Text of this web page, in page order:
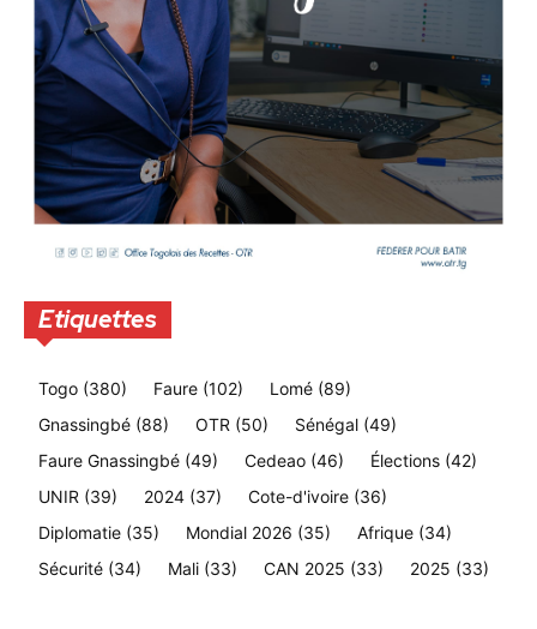
Etiquettes
Togo (380) Faure (102) Lomé (89)
Gnassingbé (88) OTR (50) Sénégal (49)
Faure Gnassingbé (49) Cedeao (46) Élections (42)
UNIR (39) 2024 (37) Cote-d'ivoire (36)
Diplomatie (35) Mondial 2026 (35) Afrique (34)
Sécurité (34) Mali (33) CAN 2025 (33) 2025 (33)